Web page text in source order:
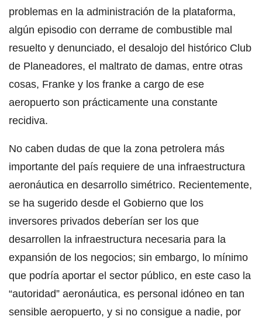
problemas en la administración de la plataforma,
algún episodio con derrame de combustible mal
resuelto y denunciado, el desalojo del histórico Club
de Planeadores, el maltrato de damas, entre otras
cosas, Franke y los franke a cargo de ese
aeropuerto son prácticamente una constante
recidiva.
No caben dudas de que la zona petrolera más
importante del país requiere de una infraestructura
aeronáutica en desarrollo simétrico. Recientemente,
se ha sugerido desde el Gobierno que los
inversores privados deberían ser los que
desarrollen la infraestructura necesaria para la
expansión de los negocios; sin embargo, lo mínimo
que podría aportar el sector público, en este caso la
“autoridad” aeronáutica, es personal idóneo en tan
sensible aeropuerto, y si no consigue a nadie, por